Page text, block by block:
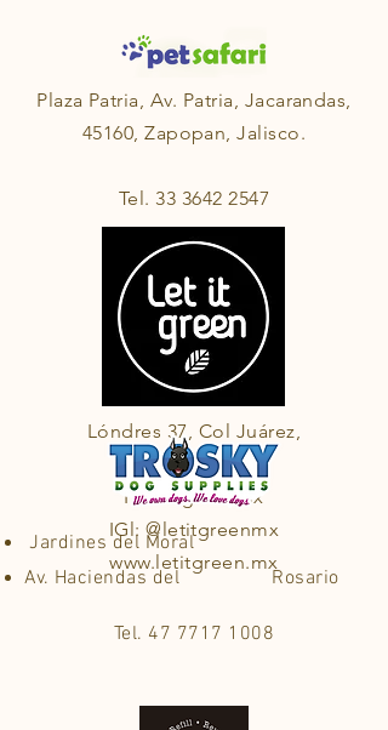
Plaza Patria, Av. Patria, Jacarandas,
45160, Zapopan, Jalisco.
Tel. 33 3642 2547
Lóndres 37, Col Juárez,
CDMX
F: letitgreenmx
IGl: @letitgreenmx
www.letitgreen.mx
Jardines del Moral
Av. Haciendas del Rosario
Tel. 47 7717 1008